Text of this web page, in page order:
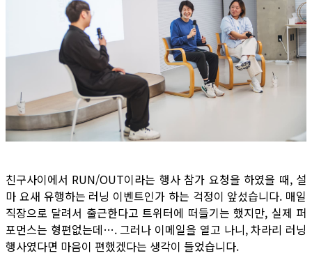
친구사이에서 RUN/OUT이라는 행사 참가 요청을 하였을 때, 설
마 요새 유행하는 러닝 이벤트인가 하는 걱정이 앞섰습니다. 매일
직장으로 달려서 출근한다고 트위터에 떠들기는 했지만, 실제 퍼
포먼스는 형편없는데…. 그러나 이메일을 열고 나니, 차라리 러닝
행사였다면 마음이 편했겠다는 생각이 들었습니다.